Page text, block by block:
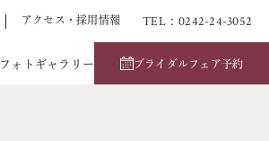
アクセス・採用情報 TEL：0242-24-3052
フォトギャラリー ブライダルフェア予約